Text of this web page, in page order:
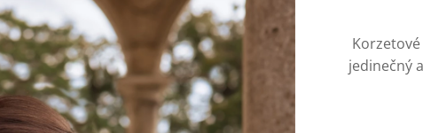
jedinečný